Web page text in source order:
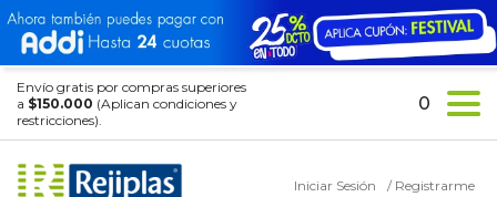
Envío gratis por compras superiores
a $150.000 (Aplican condiciones y
restricciones).
Iniciar Sesión / Registrarme
0